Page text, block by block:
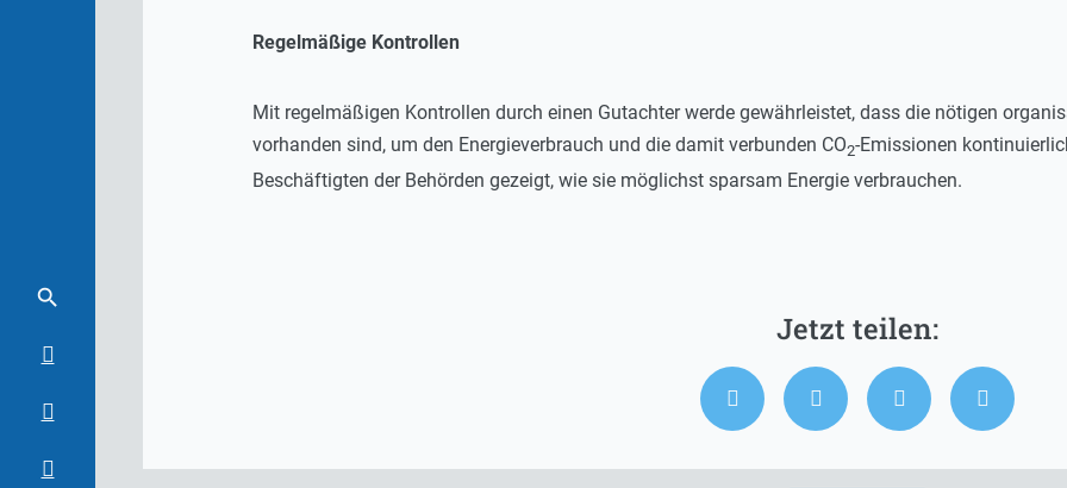
Regelmäßige Kontrollen
Mit regelmäßigen Kontrollen durch einen Gutachter werde gewährleistet, dass die nötigen
vorhanden sind, um den Energieverbrauch und die damit verbunden CO2-Emissionen
Beschäftigten der Behörden gezeigt, wie sie möglichst sparsam Energie verbrauchen.